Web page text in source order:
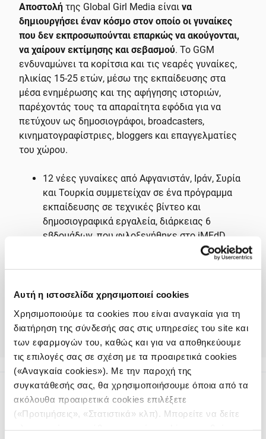
Αυτή η ιστοσελίδα χρησιμοποιεί cookies
Χρησιμοποιούμε τα cookies που είναι αναγκαία για τη
διατήρηση της σύνδεσής σας στις υπηρεσίες του site και
των εφαρμογών του, καθώς και για να αποθηκεύουμε
τις επιλογές σας σε σχέση με τα προαιρετικά cookies
(«Αναγκαία cookies»). Με την παροχή της
συγκατάθεσής σας, θα χρησιμοποιήσουμε όποια από τα
ακόλουθα προαιρετικά cookies επιλέξετε
(«Προτιμήσεις», «Στατιστικά» κλπ). Μπορείτε να δείτε
Αποστολή της Global Girl Media είναι να
δημιουργήσει έναν κόσμο στον οποίο οι γυναίκες
που δεν εκπροσωπούνται επαρκώς να ακούγονται,
να χαίρουν εκτίμησης και σεβασμού. Το GGM
ενδυναμώνει τα κορίτσια και τις νεαρές γυναίκες,
ηλικίας 15-25 ετών, μέσω της εκπαίδευσης στα
μέσα ενημέρωσης και της αφήγησης ιστοριών,
παρέχοντάς τους τα απαραίτητα εφόδια για να
πετύχουν ως δημοσιογράφοι, broadcasters,
κινηματογραφίστριες, bloggers και επαγγελματίες
του χώρου.
12 νέες γυναίκες από Αφγανιστάν, Ιράν, Συρία
και Τουρκία συμμετείχαν σε ένα πρόγραμμα
εκπαίδευσης σε τεχνικές βίντεο και
δημοσιογραφικά εργαλεία, διάρκειας 6
εβδομάδων, που φιλοξενήθηκε στο iMEdD.
Η υποστήριξη του iMEdD στο πρόγραμμα του
νέας δομής του οργανισμού για την αξιοποίηση
και όχημα δημοκρατίας για ομάδες πληθυσμού
χωρίς πρόσβαση στις πηγές πληροφόρησης
και στα κέντρα λήψης των αποφάσεων.